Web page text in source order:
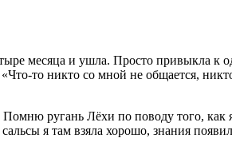
месяца и ушла. Просто привыкла к
то никто со мной не общается,
ругань Лёхи по поводу того, как я
я там взяла хорошо, знания